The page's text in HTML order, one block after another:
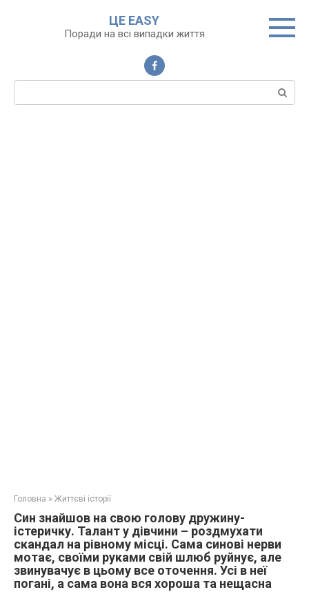
ЦЕ EASY
Поради на всі випадки життя
Пошук:
Головна » Життєві історії
Син знайшов на свою голову дружину-
істеричку. Талант у дівчини – роздмухати
скандал на рівному місці. Сама синові нерви
мотає, своїми руками свій шлюб руйнує, але
звинувачує в цьому все оточення. Усі в неї
погані, а сама вона вся хороша та нещасна